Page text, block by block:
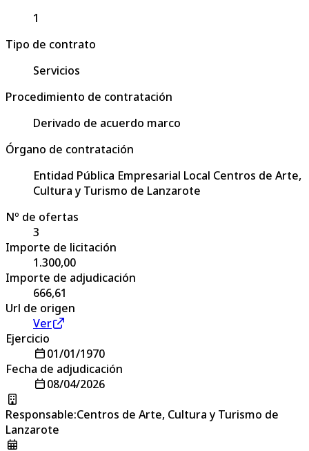
1
Tipo de contrato
Servicios
Procedimiento de contratación
Derivado de acuerdo marco
Órgano de contratación
Entidad Pública Empresarial Local Centros de Arte,
Cultura y Turismo de Lanzarote
Nº de ofertas
3
Importe de licitación
1.300,00
Importe de adjudicación
666,61
Url de origen
Ver
Ejercicio
01/01/1970
Fecha de adjudicación
08/04/2026
Responsable:Centros de Arte, Cultura y Turismo de
Lanzarote